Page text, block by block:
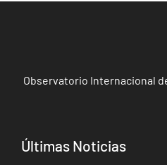
Observatorio Internacional
Últimas Noticias